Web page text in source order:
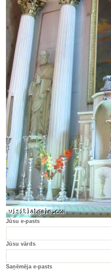
Jūsu e-pasts
Jūsu vārds
Saņēmēja e-pasts